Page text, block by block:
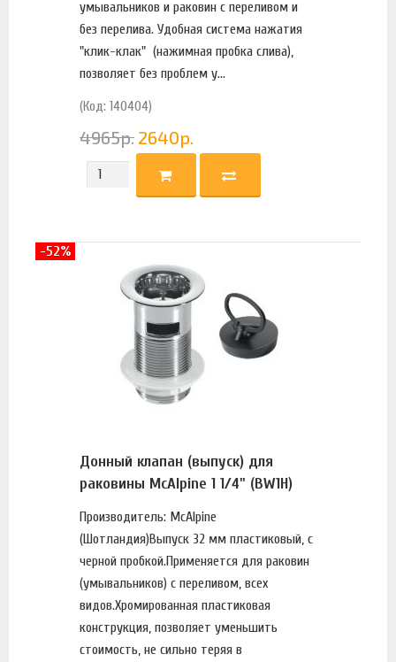
умывальников и раковин с переливом и
без перелива. Удобная система нажатия
"клик-клак" (нажимная пробка слива),
позволяет без проблем у...
(Код: 140404)
4965р. 2640р.
Донный клапан (выпуск) для
раковины McAlpine 1 1/4" (BW1H)
Производитель: McAlpine
(Шотландия)Выпуск 32 мм пластиковый, с
черной пробкой.Применяется для раковин
(умывальников) c переливом, всех
видов.Хромированная пластиковая
конструкция, позволяет уменьшить
стоимость, не сильно теряя в
-52%